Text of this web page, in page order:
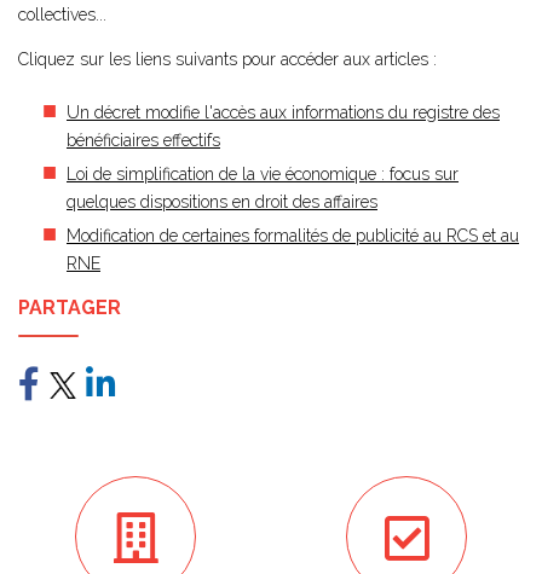
collectives...
Cliquez sur les liens suivants pour accéder aux articles :
Un décret modifie l'accès aux informations du registre des
bénéficiaires effectifs
Loi de simplification de la vie économique : focus sur
quelques dispositions en droit des affaires
Modification de certaines formalités de publicité au RCS et au
RNE
PARTAGER